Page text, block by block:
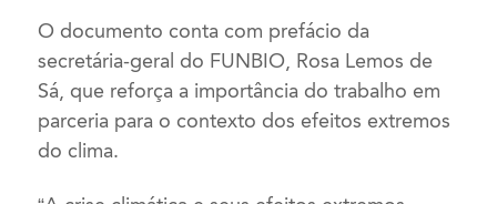
O documento conta com prefácio da
secretária-geral do FUNBIO, Rosa Lemos de
Sá, que reforça a importância do trabalho em
parceria para o contexto dos efeitos extremos
do clima.